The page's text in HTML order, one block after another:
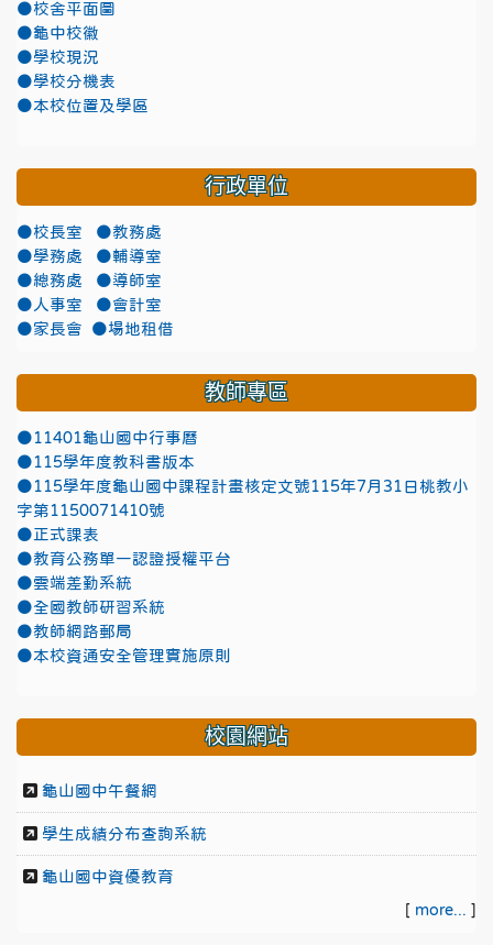
●校舍平面圖
●龜中校徽
●學校現況
●學校分機表
●本校位置及學區
行政單位
●校長室
●教務處
●學務處
●輔導室
●總務處
●導師室
●人事室
●會計室
●家長會
●場地租借
教師專區
●11401龜山國中行事曆
●115學年度教科書版本
●115學年度龜山國中課程計畫核定文號115年7月31日桃教小
字第1150071410號
●正式課表
●教育公務單一認證授權平台
●雲端差勤系統
●全國教師研習系統
●教師網路郵局
●本校資通安全管理實施原則
校園網站
龜山國中午餐網
學生成績分布查詢系統
龜山國中資優教育
[ more... ]